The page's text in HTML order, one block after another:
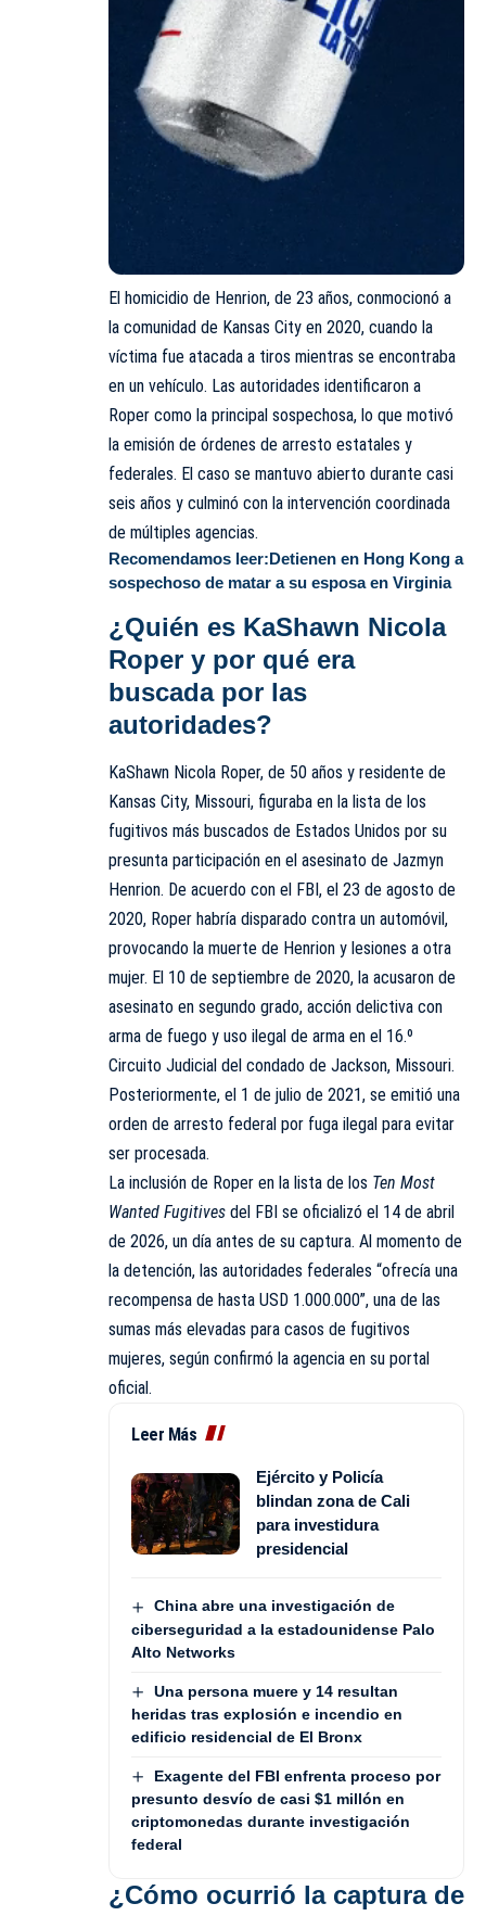
El homicidio de Henrion, de 23 años, conmocionó a
la comunidad de Kansas City en 2020, cuando la
víctima fue atacada a tiros mientras se encontraba
en un vehículo. Las autoridades identificaron a
Roper como la principal sospechosa, lo que motivó
la emisión de órdenes de arresto estatales y
federales. El caso se mantuvo abierto durante casi
seis años y culminó con la intervención coordinada
de múltiples agencias.
Recomendamos leer:Detienen en Hong Kong a
sospechoso de matar a su esposa en Virginia
¿Quién es KaShawn Nicola
Roper y por qué era
buscada por las
autoridades?
KaShawn Nicola Roper, de 50 años y residente de
Kansas City, Missouri, figuraba en la lista de los
fugitivos más buscados de Estados Unidos por su
presunta participación en el asesinato de Jazmyn
Henrion. De acuerdo con el FBI, el 23 de agosto de
2020, Roper habría disparado contra un automóvil,
provocando la muerte de Henrion y lesiones a otra
mujer. El 10 de septiembre de 2020, la acusaron de
asesinato en segundo grado, acción delictiva con
arma de fuego y uso ilegal de arma en el 16.º
Circuito Judicial del condado de Jackson, Missouri.
Posteriormente, el 1 de julio de 2021, se emitió una
orden de arresto federal por fuga ilegal para evitar
ser procesada.
La inclusión de Roper en la lista de los Ten Most
Wanted Fugitives del FBI se oficializó el 14 de abril
de 2026, un día antes de su captura. Al momento de
la detención, las autoridades federales “ofrecía una
recompensa de hasta USD 1.000.000”, una de las
sumas más elevadas para casos de fugitivos
mujeres, según confirmó la agencia en su portal
oficial.
Leer Más
Ejército y Policía
blindan zona de Cali
para investidura
presidencial
China abre una investigación de
ciberseguridad a la estadounidense Palo
Alto Networks
Una persona muere y 14 resultan
heridas tras explosión e incendio en
edificio residencial de El Bronx
Exagente del FBI enfrenta proceso por
presunto desvío de casi $1 millón en
criptomonedas durante investigación
federal
¿Cómo ocurrió la captura de